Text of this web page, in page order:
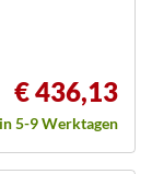
€ 436,13
5-9 Werktagen